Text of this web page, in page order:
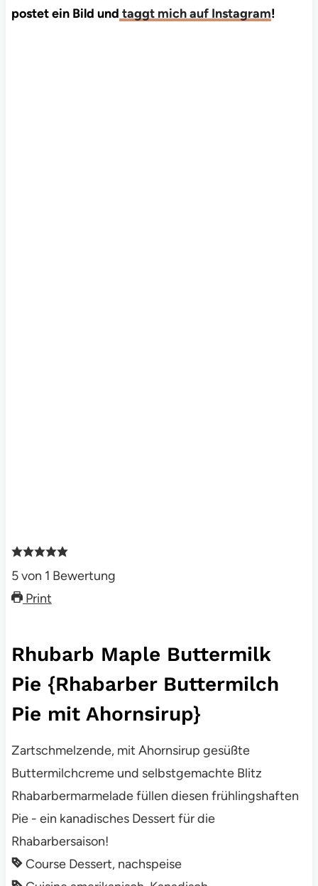
postet ein Bild und taggt mich auf Instagram!
5von 1 Bewertung
Print
Rhubarb Maple Buttermilk
Pie {Rhabarber Buttermilch
Pie mit Ahornsirup}
Zartschmelzende, mit Ahornsirup gesüßte
Buttermilchcreme und selbstgemachte Blitz
Rhabarbermarmelade füllen diesen frühlingshaften
Pie - ein kanadisches Dessert für die
Rhabarbersaison!
Course Dessert, nachspeise